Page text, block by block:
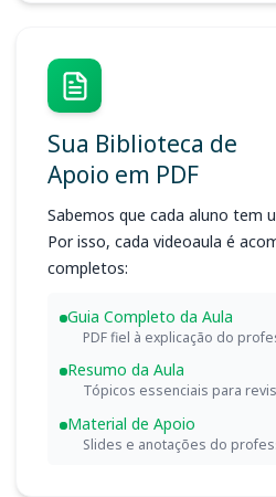
Sua Biblioteca de
Apoio em PDF
Sabemos que cada aluno tem
Por isso, cada videoaula é
completos:
Guia Completo da Aula
PDF fiel à explicação do
Resumo da Aula
Tópicos essenciais para
Material de Apoio
Slides e anotações do